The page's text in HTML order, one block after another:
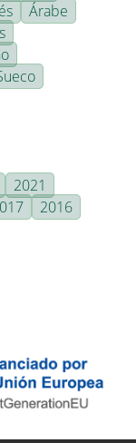
Árabe
2021
2016